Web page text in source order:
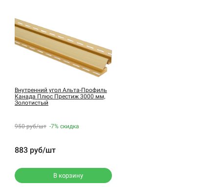
Внутренний угол Альта-Профиль
Канада Плюс Престиж 3000 мм,
Золотистый
950 руб/шт -7% скидка
883 руб/шт
В корзину